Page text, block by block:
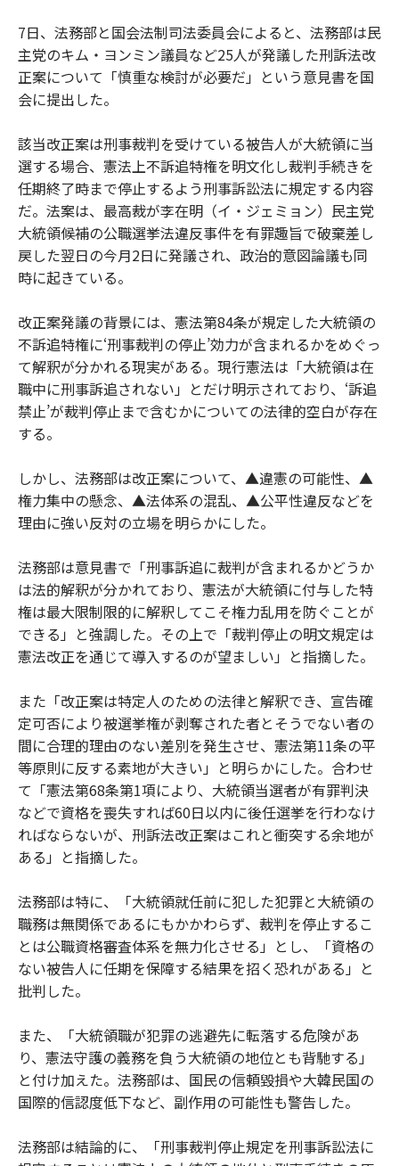
7日、法務部と国会法制司法委員会によると、法務部は民
主党のキム・ヨンミン議員など25人が発議した刑訴法改
正案について「慎重な検討が必要だ」という意見書を国
会に提出した。
該当改正案は刑事裁判を受けている被告人が大統領に当
選する場合、憲法上不訴追特権を明文化し裁判手続きを
任期終了時まで停止するよう刑事訴訟法に規定する内容
だ。法案は、最高裁が李在明（イ・ジェミョン）民主党
大統領候補の公職選挙法違反事件を有罪趣旨で破棄差し
戻した翌日の今月2日に発議され、政治的意図論議も同
時に起きている。
改正案発議の背景には、憲法第84条が規定した大統領の
不訴追特権に‘刑事裁判の停止’効力が含まれるかをめぐっ
て解釈が分かれる現実がある。現行憲法は「大統領は在
職中に刑事訴追されない」とだけ明示されており、‘訴追
禁止’が裁判停止まで含むかについての法律的空白が存在
する。
しかし、法務部は改正案について、▲違憲の可能性、▲
権力集中の懸念、▲法体系の混乱、▲公平性違反などを
理由に強い反対の立場を明らかにした。
法務部は意見書で「刑事訴追に裁判が含まれるかどうか
は法的解釈が分かれており、憲法が大統領に付与した特
権は最大限制限的に解釈してこそ権力乱用を防ぐことが
できる」と強調した。その上で「裁判停止の明文規定は
憲法改正を通じて導入するのが望ましい」と指摘した。
また「改正案は特定人のための法律と解釈でき、宣告確
定可否により被選挙権が剥奪された者とそうでない者の
間に合理的理由のない差別を発生させ、憲法第11条の平
等原則に反する素地が大きい」と明らかにした。合わせ
て「憲法第68条第1項により、大統領当選者が有罪判決
などで資格を喪失すれば60日以内に後任選挙を行わなけ
ればならないが、刑訴法改正案はこれと衝突する余地が
ある」と指摘した。
法務部は特に、「大統領就任前に犯した犯罪と大統領の
職務は無関係であるにもかかわらず、裁判を停止するこ
とは公職資格審査体系を無力化させる」とし、「資格の
ない被告人に任期を保障する結果を招く恐れがある」と
批判した。
また、「大統領職が犯罪の逃避先に転落する危険があ
り、憲法守護の義務を負う大統領の地位とも背馳する」
と付け加えた。法務部は、国民の信頼毀損や大韓民国の
国際的信認度低下など、副作用の可能性も警告した。
法務部は結論的に、「刑事裁判停止規定を刑事訴訟法に